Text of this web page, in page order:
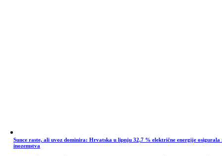
Sunce raste, ali uvoz dominira: Hrvatska u lipnju 32,7 % električne energije osigurala
inozemstva